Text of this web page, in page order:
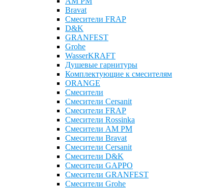
Bravat
Cмесители FRAP
D&K
GRANFEST
Grohe
WasserKRAFT
Душевые гарнитуры
Комплектующие к смесителям
ОRANGE
Смесители
Смесители Cersanit
Смесители FRAP
Смесители Rossinka
Смесители AM PM
Смесители Bravat
Смесители Cersanit
Смесители D&K
Смесители GAPPO
Смесители GRANFEST
Смесители Grohe